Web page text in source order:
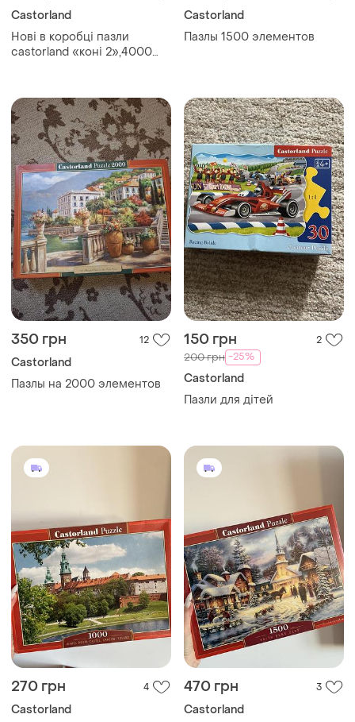
Castorland
Нові в коробці пазли
castorland «коні 2»,4000
Castorland
Пазлы 1500 элементов
350 грн 12
Castorland
Пазлы на 2000 элементов
150 грн 2
200 грн -25%
Castorland
Пазли для дітей
270 грн 4
Castorland
470 грн 3
Castorland